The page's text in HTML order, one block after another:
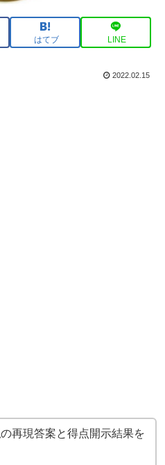
はてブ LINE
2022.02.15
再現答案と得点開示結果を